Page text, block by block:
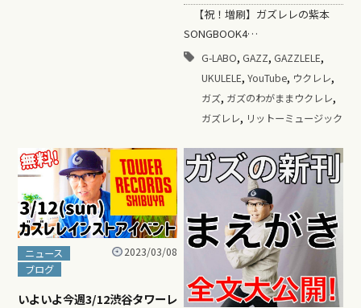
【祝！増刷】ガズレレの紫本
SONGBOOK4…
G-LABO, GAZZ, GAZZLELE,
UKULELE, YouTube, ウクレレ,
ガズ, ガズのわがままウクレレ,
ガズレレ, リットーミュージック
ニュース
ブログ
2023/03/08
いよいよ今週3/12渋谷タワーレ